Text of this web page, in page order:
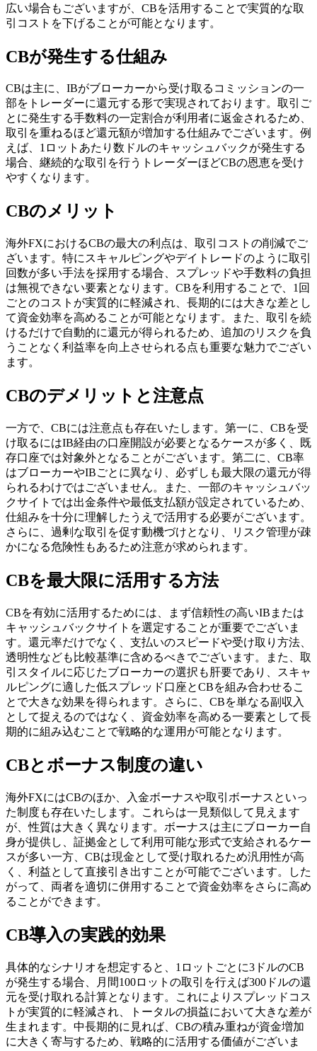
広い場合もございますが、CBを活用することで実質的な取
引コストを下げることが可能となります。
CBが発生する仕組み
CBは主に、IBがブローカーから受け取るコミッションの一
部をトレーダーに還元する形で実現されております。取引ご
とに発生する手数料の一定割合が利用者に返金されるため、
取引を重ねるほど還元額が増加する仕組みでございます。例
えば、1ロットあたり数ドルのキャッシュバックが発生する
場合、継続的な取引を行うトレーダーほどCBの恩恵を受け
やすくなります。
CBのメリット
海外FXにおけるCBの最大の利点は、取引コストの削減でご
ざいます。特にスキャルピングやデイトレードのように取引
回数が多い手法を採用する場合、スプレッドや手数料の負担
は無視できない要素となります。CBを利用することで、1回
ごとのコストが実質的に軽減され、長期的には大きな差とし
て資金効率を高めることが可能となります。また、取引を続
けるだけで自動的に還元が得られるため、追加のリスクを負
うことなく利益率を向上させられる点も重要な魅力でござい
ます。
CBのデメリットと注意点
一方で、CBには注意点も存在いたします。第一に、CBを受
け取るにはIB経由の口座開設が必要となるケースが多く、既
存口座では対象外となることがございます。第二に、CB率
はブローカーやIBごとに異なり、必ずしも最大限の還元が得
られるわけではございません。また、一部のキャッシュバッ
クサイトでは出金条件や最低支払額が設定されているため、
仕組みを十分に理解したうえで活用する必要がございます。
さらに、過剰な取引を促す動機づけとなり、リスク管理が疎
かになる危険性もあるため注意が求められます。
CBを最大限に活用する方法
CBを有効に活用するためには、まず信頼性の高いIBまたは
キャッシュバックサイトを選定することが重要でございま
す。還元率だけでなく、支払いのスピードや受け取り方法、
透明性なども比較基準に含めるべきでございます。また、取
引スタイルに応じたブローカーの選択も肝要であり、スキャ
ルピングに適した低スプレッド口座とCBを組み合わせるこ
とで大きな効果を得られます。さらに、CBを単なる副収入
として捉えるのではなく、資金効率を高める一要素として長
期的に組み込むことで戦略的な運用が可能となります。
CBとボーナス制度の違い
海外FXにはCBのほか、入金ボーナスや取引ボーナスといっ
た制度も存在いたします。これらは一見類似して見えます
が、性質は大きく異なります。ボーナスは主にブローカー自
身が提供し、証拠金として利用可能な形式で支給されるケー
スが多い一方、CBは現金として受け取れるため汎用性が高
く、利益として直接引き出すことが可能でございます。した
がって、両者を適切に併用することで資金効率をさらに高め
ることができます。
CB導入の実践的効果
具体的なシナリオを想定すると、1ロットごとに3ドルのCB
が発生する場合、月間100ロットの取引を行えば300ドルの還
元を受け取れる計算となります。これによりスプレッドコス
トが実質的に軽減され、トータルの損益において大きな差が
生まれます。中長期的に見れば、CBの積み重ねが資金増加
に大きく寄与するため、戦略的に活用する価値がございま